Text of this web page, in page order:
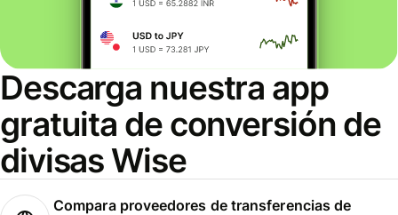
Descarga nuestra app
gratuita de conversión de
divisas Wise
Compara proveedores de transferencias de